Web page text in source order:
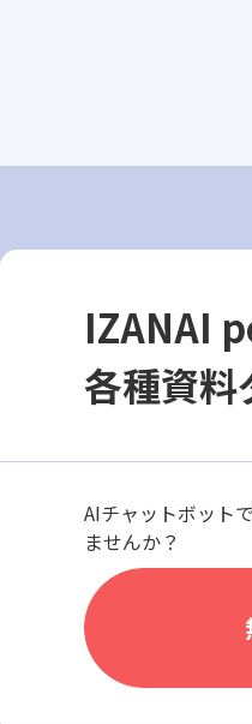
IZANAI
各種資料
AIチャットボット
ませんか？